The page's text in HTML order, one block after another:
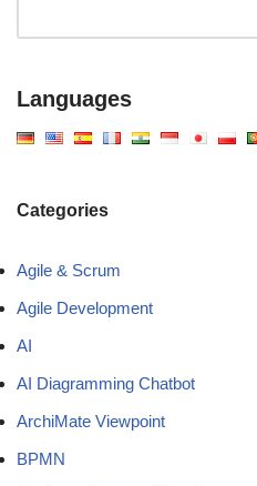
Languages
Categories
Agile & Scrum
Agile Development
AI
AI Diagramming Chatbot
ArchiMate Viewpoint
BPMN